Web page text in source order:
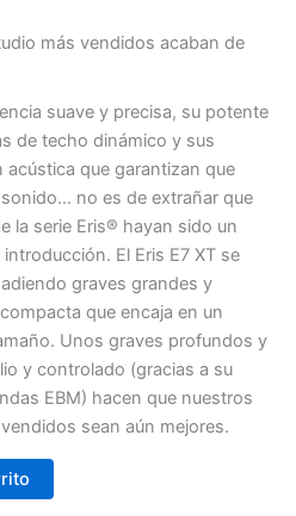
más vendidos acaban de
suave y precisa, su potente
de techo dinámico y sus
que garantizan que
no es de extrañar que
la serie Eris® hayan sido un
El Eris E7 XT se
graves grandes y
que encaja en un
Unos graves profundos y
y controlado (gracias a su
EBM) hacen que nuestros
sean aún mejores.